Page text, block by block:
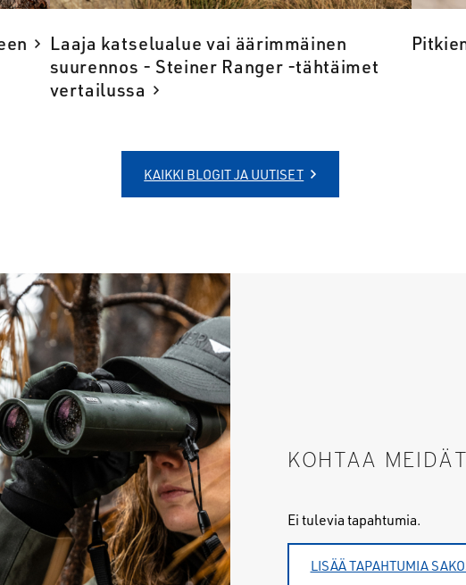
Laaja katselualue vai äärimmäinen
suurennos - Steiner Ranger -tähtäimet
vertailussa
KAIKKI BLOGIT JA UUTISET
KOHTAA
Ei tulevia tapahtumia.
LISÄÄ TAPAHTUMIA